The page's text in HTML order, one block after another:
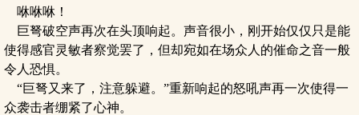
咻咻咻！
巨弩破空声再次在头顶响起。声音很小，刚开始仅仅只是能
使得感官灵敏者察觉罢了，但却宛如在场众人的催命之音一般
令人恐惧。
“巨弩又来了，注意躲避。”重新响起的怒吼声再一次使得一
众袭击者绷紧了心神。